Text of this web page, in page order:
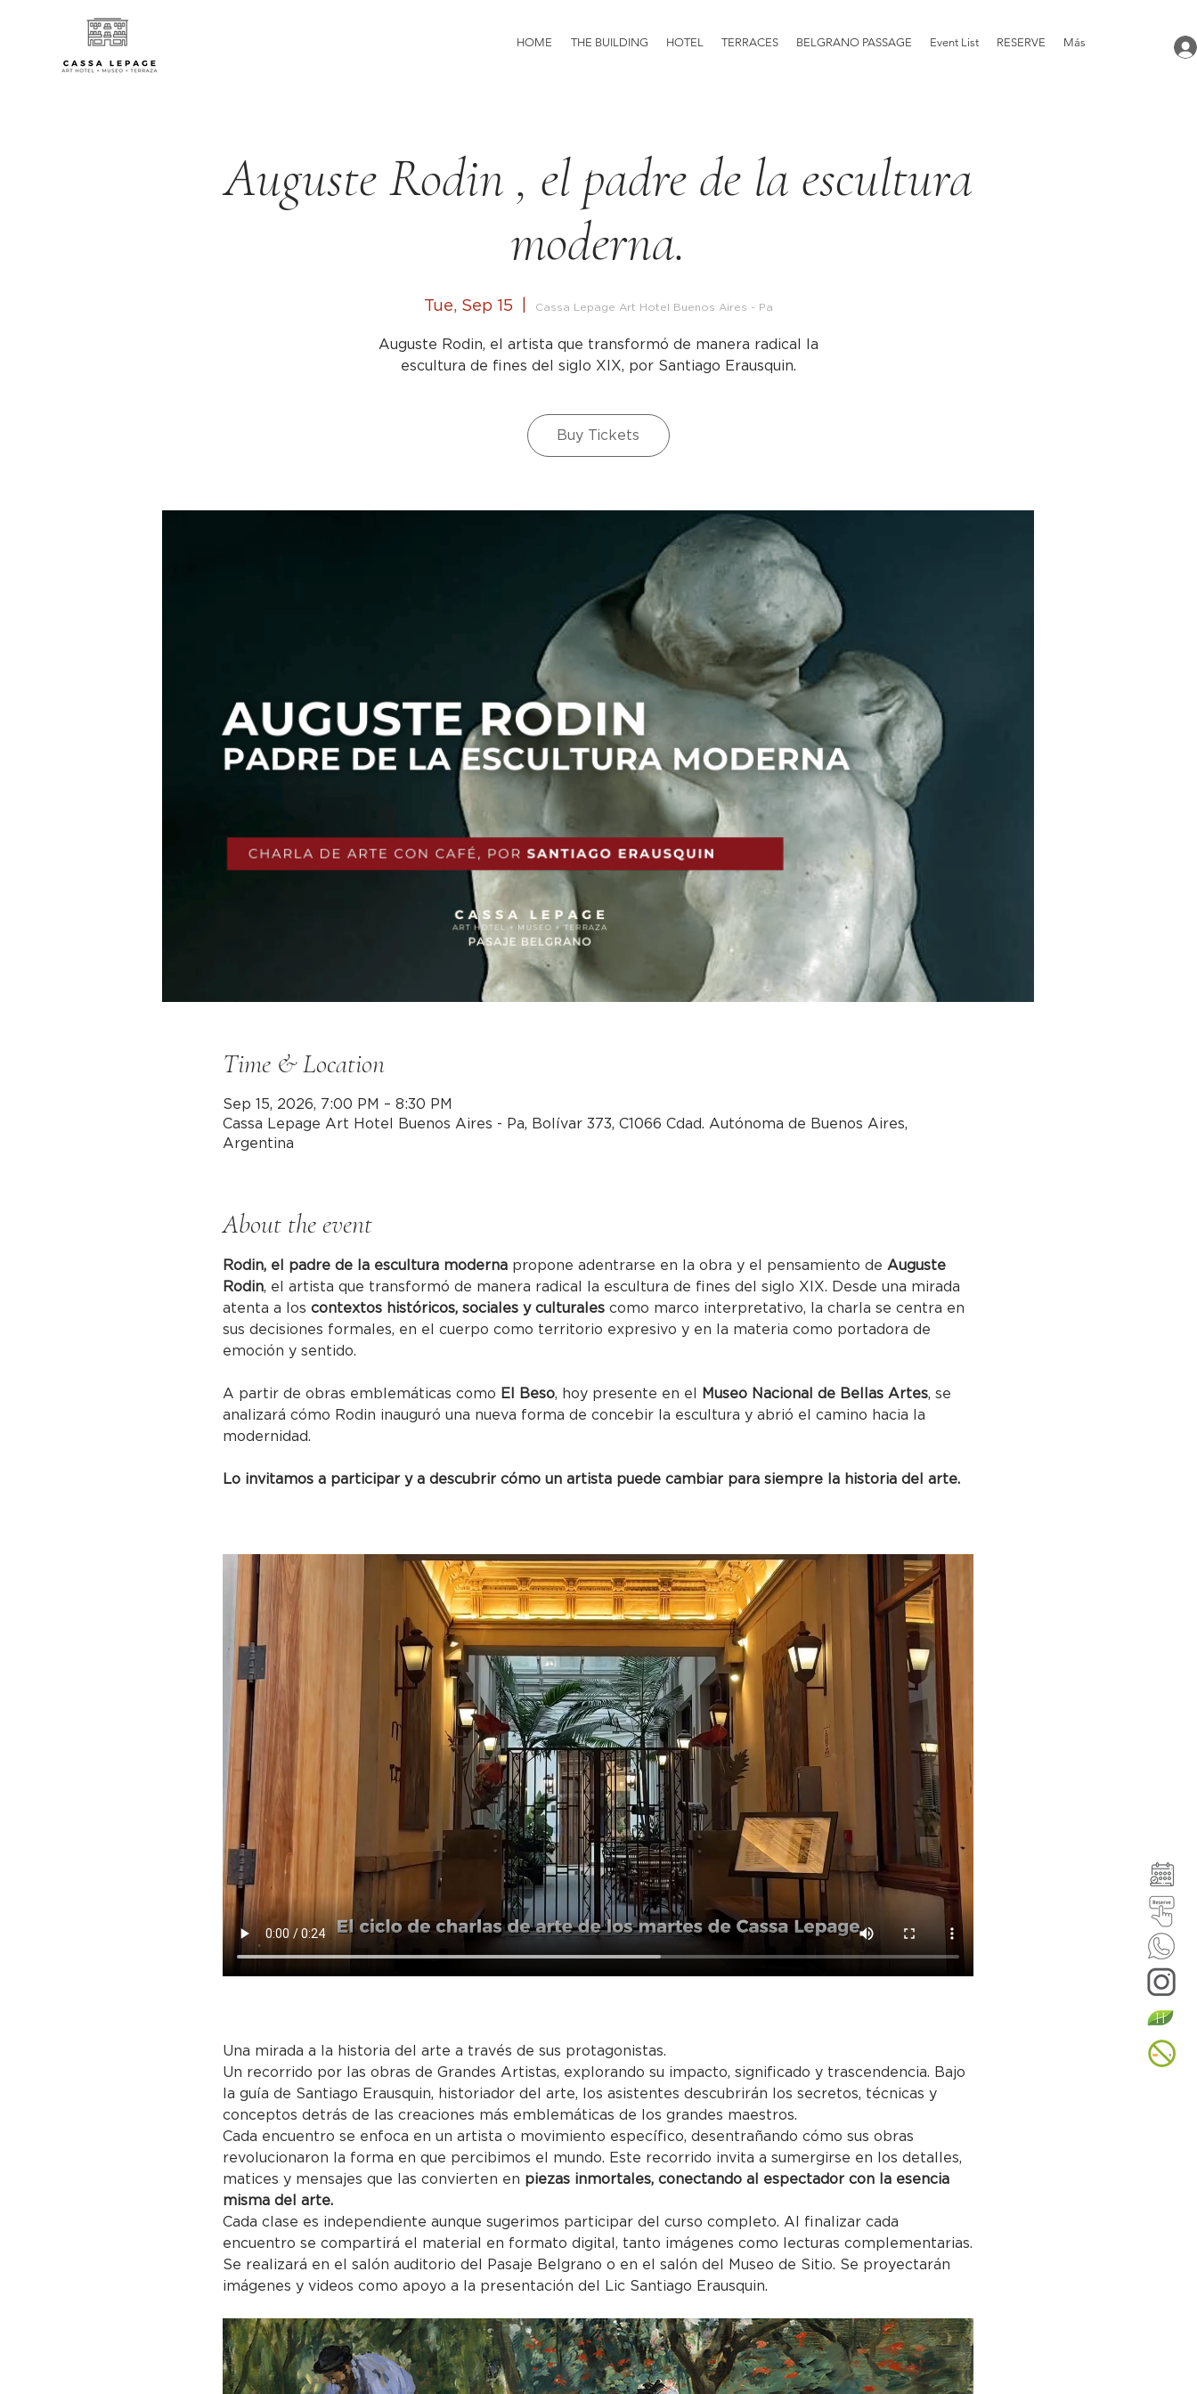
HOME THE BUILDING HOTEL TERRACES BELGRANO PASSAGE Event List RESERVE Más
Auguste Rodin , el padre de la escultura
moderna.
Tue, Sep 15 Cassa Lepage Art Hotel Buenos Aires - Pa
Auguste Rodin, el artista que transformó de manera radical la
escultura de fines del siglo XIX, por Santiago Erausquin.
Buy Tickets
Time & Location
Sep 15, 2026, 7:00 PM – 8:30 PM
Cassa Lepage Art Hotel Buenos Aires - Pa, Bolívar 373, C1066 Cdad. Autónoma de Buenos Aires,
Argentina
About the event
Rodin, el padre de la escultura moderna propone adentrarse en la obra y el pensamiento de Auguste
Rodin, el artista que transformó de manera radical la escultura de fines del siglo XIX. Desde una mirada
atenta a los contextos históricos, sociales y culturales como marco interpretativo, la charla se centra en
sus decisiones formales, en el cuerpo como territorio expresivo y en la materia como portadora de
emoción y sentido.
A partir de obras emblemáticas como El Beso, hoy presente en el Museo Nacional de Bellas Artes, se
analizará cómo Rodin inauguró una nueva forma de concebir la escultura y abrió el camino hacia la
modernidad.
Lo invitamos a participar y a descubrir cómo un artista puede cambiar para siempre la historia del arte.
Una mirada a la historia del arte a través de sus protagonistas.
Un recorrido por las obras de Grandes Artistas, explorando su impacto, significado y trascendencia. Bajo
la guía de Santiago Erausquin, historiador del arte, los asistentes descubrirán los secretos, técnicas y
conceptos detrás de las creaciones más emblemáticas de los grandes maestros.
Cada encuentro se enfoca en un artista o movimiento específico, desentrañando cómo sus obras
revolucionaron la forma en que percibimos el mundo. Este recorrido invita a sumergirse en los detalles,
matices y mensajes que las convierten en piezas inmortales, conectando al espectador con la esencia
misma del arte.
Cada clase es independiente aunque sugerimos participar del curso completo. Al finalizar cada
encuentro se compartirá el material en formato digital, tanto imágenes como lecturas complementarias.
Se realizará en el salón auditorio del Pasaje Belgrano o en el salón del Museo de Sitio. Se proyectarán
imágenes y videos como apoyo a la presentación del Lic Santiago Erausquin.